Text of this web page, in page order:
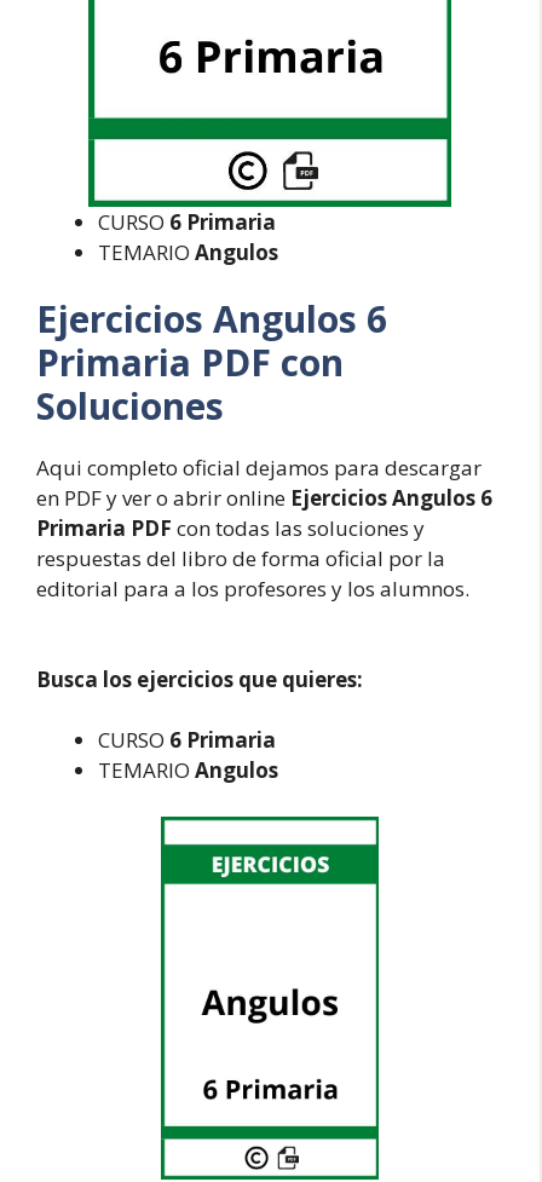
CURSO 6 Primaria
TEMARIO Angulos
Ejercicios Angulos 6
Primaria PDF con
Soluciones
Aqui completo oficial dejamos para descargar
en PDF y ver o abrir online Ejercicios Angulos 6
Primaria PDF con todas las soluciones y
respuestas del libro de forma oficial por la
editorial para a los profesores y los alumnos.
Busca los ejercicios que quieres:
CURSO 6 Primaria
TEMARIO Angulos